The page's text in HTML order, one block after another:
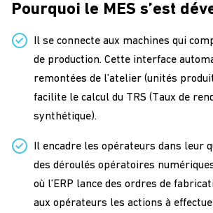
Pourquoi le MES s’est
Il se connecte aux machines qui
de production. Cette interface
remontées de l’atelier (unités
facilite le calcul du TRS (Taux de
synthétique).
Il encadre les opérateurs dans leur
des déroulés opératoires
où l’ERP lance des ordres de
aux opérateurs les actions à